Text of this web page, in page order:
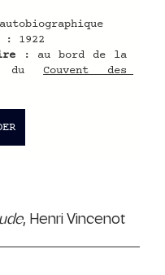
: 1922
: au bord de la
du Couvent des
, Henri Vincenot